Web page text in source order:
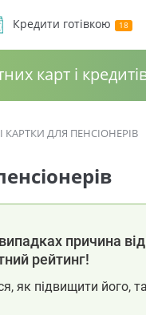
Кредити готівкою
карт і
КАРТКИ ДЛЯ ПЕНСІОНЕРІВ
причина
рейтинг!
як підвищити його,